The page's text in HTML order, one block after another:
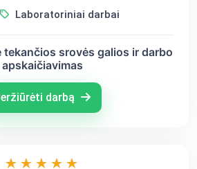
Laboratoriniai darbai
tekančios srovės galios ir darbo
apskaičiavimas
darbą